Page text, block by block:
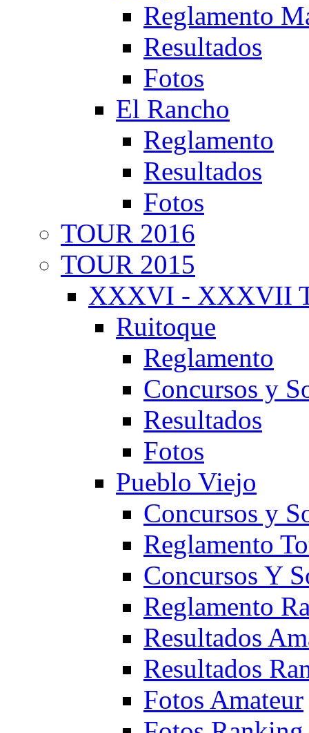
Reglamento
Resultados
Fotos
El Rancho
Reglamento
Resultados
Fotos
TOUR 2016
TOUR 2015
XXXVI - XXXVII
Ruitoque
Reglamento
Concursos y
Resultados
Fotos
Pueblo Viejo
Concursos y
Reglamento
Concursos Y
Reglamento
Resultados
Resultados
Fotos Amateur